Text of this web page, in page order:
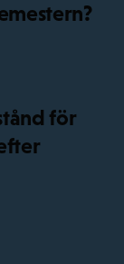
för